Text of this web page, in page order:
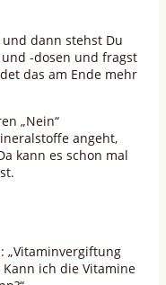
dann stehst Du
-dosen und fragst
das am Ende mehr
„Nein“
angeht,
kann es schon mal
„Vitaminvergiftung
ich die Vitamine